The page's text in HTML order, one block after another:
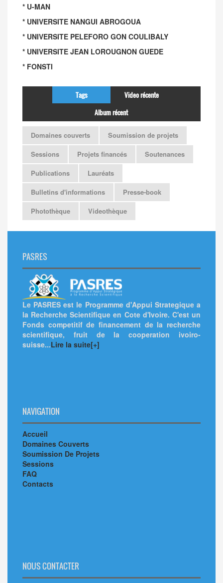
* U-MAN
* UNIVERSITE NANGUI ABROGOUA
* UNIVERSITE PELEFORO GON COULIBALY
* UNIVERSITE JEAN LOROUGNON GUEDE
* FONSTI
Tags
Video récente
Album récent
Domaines couverts
Soumission de projets
Sessions
Projets financés
Soutenances
Publications
Lauréats
Bulletins d'informations
Presse-book
Photothèque
Videothèque
PASRES
Le PASRES est le Programme d'Appui Strategique a
la Recherche Scientifique en Cote d'Ivoire. C'est un
Fonds competitif de financement de la recherche
scientifique, fruit de la cooperation ivoiro-
suisse...Lire la suite[+]
NAVIGATION
Accueil
Domaines Couverts
Soumission De Projets
Sessions
FAQ
Contacts
NOUS CONTACTER